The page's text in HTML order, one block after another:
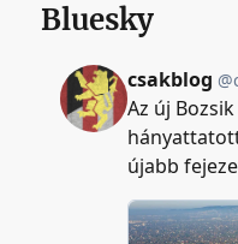
Bluesky